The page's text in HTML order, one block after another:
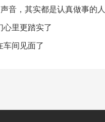
音，其实都是认真做事的人
里更踏实了
车间见面了